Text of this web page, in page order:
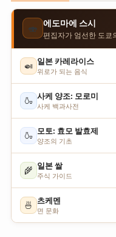
🍣 에도마에 스시
편집자가 엄선한 도쿄
🍛 일본 카레라이스
위로가 되는 음식
🍶 사케 양조: 모로미
사케 백과사전
🍶 모토: 효모 발효제
양조의 기초
🌾 일본 쌀
주식 가이드
🍜 츠케멘
면 문화